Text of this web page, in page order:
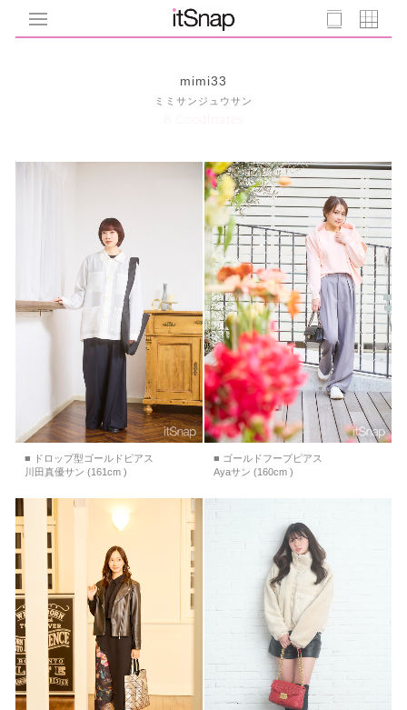
mimi33
ミミサンジュウサン
8 Coodinates
■ ドロップ型ゴールドピアス
川田真優サン (161cm )
■ ゴールドフープピアス
Ayaサン (160cm )